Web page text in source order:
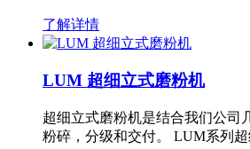
了解详情
LUM 超细立式磨粉机
超细立式磨粉机是结合我们公司
粉碎，分级和交付。 LUM系列